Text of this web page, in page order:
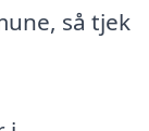
så tjek